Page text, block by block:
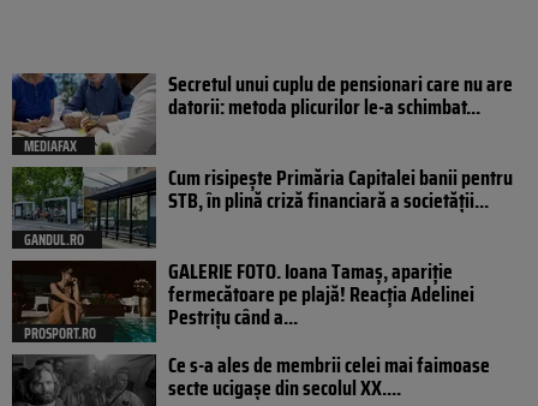
MEDIAFAX
Secretul unui cuplu de pensionari care nu are
datorii: metoda plicurilor le-a schimbat...
GANDUL.RO
Cum risipește Primăria Capitalei banii pentru
STB, în plină criză financiară a societății...
PROSPORT.RO
GALERIE FOTO. Ioana Tamaş, apariție
fermecătoare pe plajă! Reacția Adelinei
Pestrițu când a...
Ce s-a ales de membrii celei mai faimoase
secte ucigașe din secolul XX....